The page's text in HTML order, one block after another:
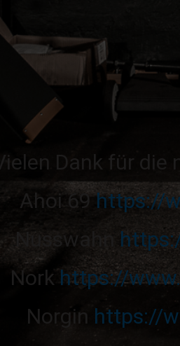
Dank für die
Ahoi 69https://
Nusswahn
Norkhttps://
Norgin https://